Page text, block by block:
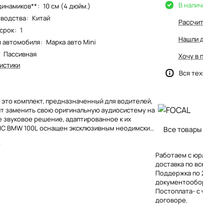
: 10 см (4 дюйм.)
: Китай
: 1
автомобиля: Марка авто Mini
Пассивная
это комплект, предназначенный для водителей,
заменить свою оригинальную аудиосистему на
звуковое решение, адаптированное к их
BMW 100L оснащен эксклюзивным неодимским
Focal и твитером купола алюминия/
обработки мощности и идеального
В
Нашли
Хочу в
Вся
Все товары
Работаем с
доставка по
Поддержка по
Постоплата- с
договоре.